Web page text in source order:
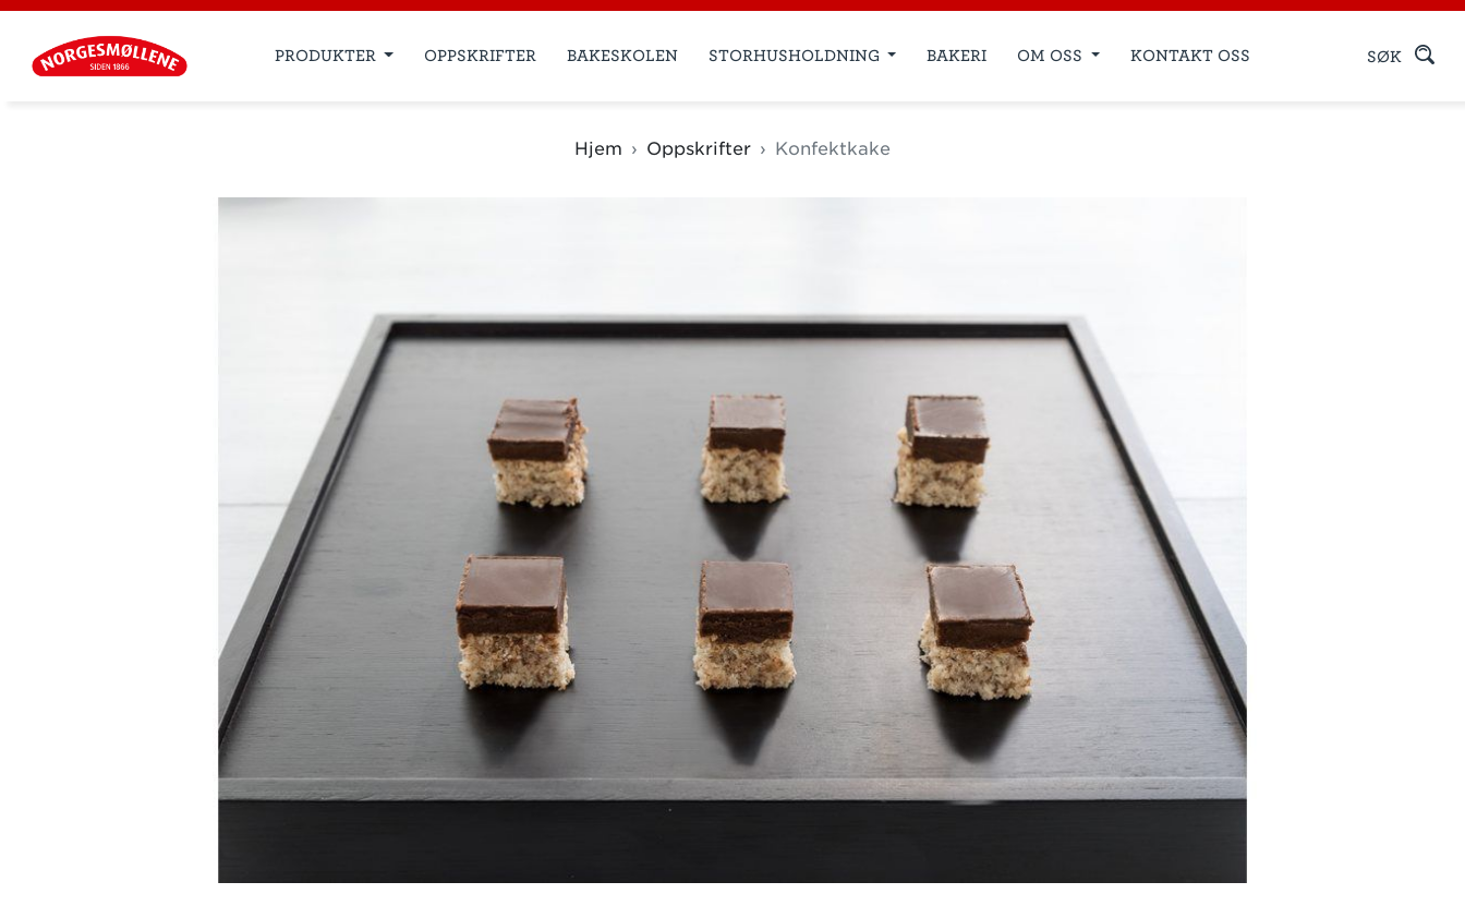
PRODUKTER OPPSKRIFTER BAKESKOLEN STORHUSHOLDNING BAKERI OM OSS KONTAKT OSS SØK
Hjem Oppskrifter Konfektkake